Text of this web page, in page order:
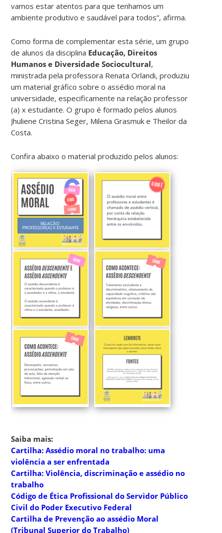
vamos estar atentos para que tenhamos um
ambiente produtivo e saudável para todos”, afirma.
Como forma de complementar esta série, um grupo
de alunos da disciplina Educação, Direitos
Humanos e Diversidade Sociocultural,
ministrada pela professora Renata Orlandi, produziu
um material gráfico sobre o assédio moral na
universidade, especificamente na relação professor
(a) x estudante. O grupo é formado pelos alunos
Jhuliene Cristina Seger, Milena Grasmuk e Theilor da
Costa.
Confira abaixo o material produzido pelos alunos:
Saiba mais:
Cartilha: Assédio moral no trabalho: uma
violência a ser enfrentada
Cartilha: Violência, discriminação e assédio no
trabalho
Código de Ética Profissional do Servidor Público
Civil do Poder Executivo Federal
Cartilha de Prevenção ao assédio Moral
(Tribunal Superior do Trabalho)